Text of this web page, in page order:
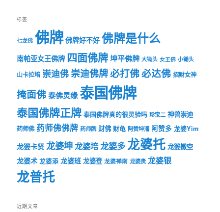
标签
七龙佛 佛牌 佛牌好不好 佛牌是什么
南帕亚女王佛牌 四面佛牌坤平佛牌 大锄头 女王佛 小锄头
山卡拉培 崇迪佛崇迪佛牌必打佛必达佛 招财女神
掩面佛泰佛灵缘泰国佛牌
泰国佛牌正牌 泰国佛牌真的很灵验吗 珍宝二 神兽崇迪
药师佛 药师佛佛牌 药师牌 财佛 财龟 阿赞坤潘 阿赞多 龙婆Yim
龙婆卡贤 龙婆坤龙婆培龙婆多龙婆托 龙婆撒空
龙婆术 龙婆添 龙婆班 龙婆登 龙婆禅南 龙婆贵 龙婆银
龙普托
近期文章